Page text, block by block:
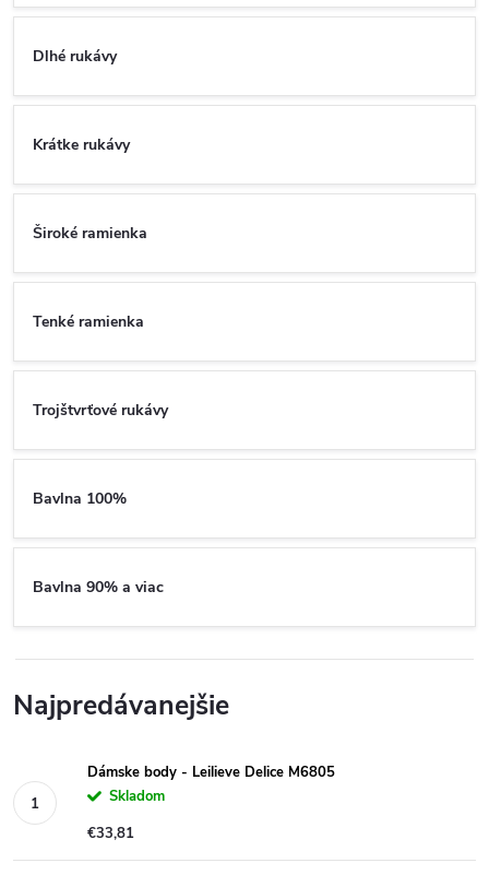
Dlhé rukávy
Krátke rukávy
Široké ramienka
Tenké ramienka
Trojštvrťové rukávy
Bavlna 100%
Bavlna 90% a viac
Najpredávanejšie
Dámske body - Leilieve Delice M6805
Skladom
€33,81